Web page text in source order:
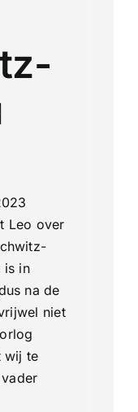
Leo over
is in
na de
niet
wij te